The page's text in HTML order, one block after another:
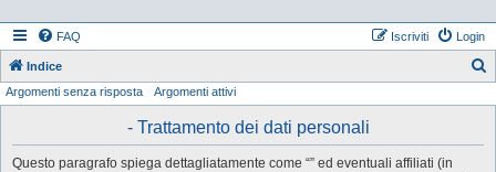
FAQ Login
Iscriviti
Indice
Argomenti senza risposta Argomenti attivi
- Trattamento dei dati personali
Questo paragrafo spiega dettagliatamente come “” ed eventuali affiliati (in